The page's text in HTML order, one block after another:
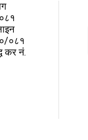
०८१
कर नं.